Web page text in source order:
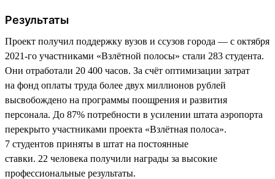
Результаты
Проект получил поддержку вузов и ссузов города — с октября
2021-го участниками «Взлётной полосы» стали 283 студента.
Они отработали 20 400 часов. За счёт оптимизации затрат
на фонд оплаты труда более двух миллионов рублей
высвобождено на программы поощрения и развития
персонала. До 87% потребности в усилении штата аэропорта
перекрыто участниками проекта «Взлётная полоса».
7 студентов приняты в штат на постоянные
ставки. 22 человека получили награды за высокие
профессиональные результаты.